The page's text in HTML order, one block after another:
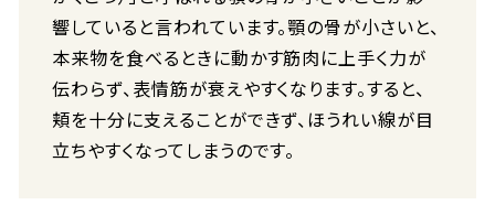
響していると言われています。顎の骨が小さいと、
本来物を食べるときに動かす筋肉に上手く力が
伝わらず、表情筋が衰えやすくなります。すると、
頬を十分に支えることができず、ほうれい線が目
立ちやすくなってしまうのです。